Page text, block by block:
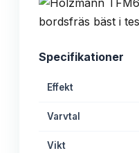
Specifikationer
Effekt
Varvtal
Vikt